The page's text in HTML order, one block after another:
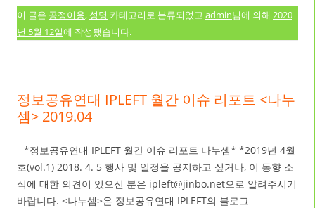
이 글은 공정이용, 성명 카테고리로 분류되었고 admin님에 의해 2020
년 5월 12일에 작성됐습니다.
정보공유연대 IPLEFT 월간 이슈 리포트 <나누
셈> 2019.04
*정보공유연대 IPLEFT 월간 이슈 리포트 나누셈* *2019년 4월
호(vol.1) 2018. 4. 5 행사 및 일정을 공지하고 싶거나, 이 동향 소
식에 대한 의견이 있으신 분은 ipleft@jinbo.net으로 알려주시기
바랍니다. <나누셈>은 정보공유연대 IPLEFT의 블로그